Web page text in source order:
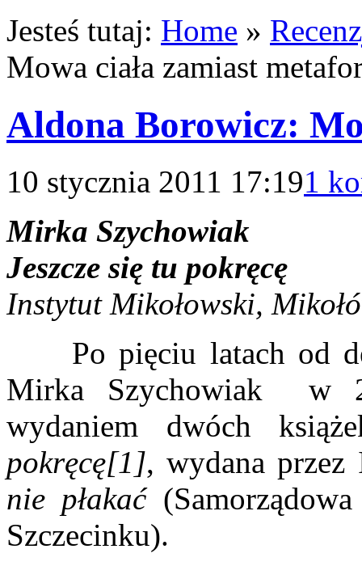
Jesteś tutaj: Home »
Mowa ciała zamiast
Aldona Borowicz:
10 stycznia 2011 17:191
Mirka Szychowiak
Jeszcze się tu pokręcę
Instytut Mikołowski,
Po pięciu latach od
Mirka Szychowiak w
wydaniem dwóch
pokręcę[1], wydana
nie płakać
Szczecinku).